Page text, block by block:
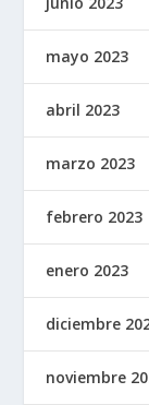
mayo 2023
abril 2023
marzo 2023
febrero 2023
enero 2023
diciembre
noviembre